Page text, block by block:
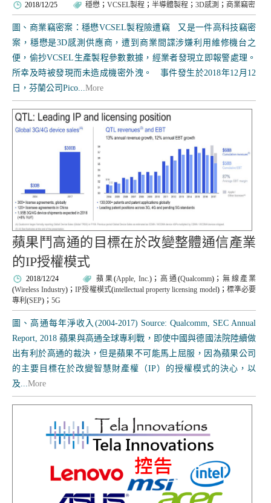
2018/12/25 穩懋 ； VCSEL製程 ； 半導體製程 ； 3D感測 ； 商業竊密
圖、商業竊密案：穩懋VCSEL製程險遭竊 又是一件高科技竊密
案，穩懋是3D感測供應商，遭到商業間諜涉嫌利用維修機台之
便，偷抄VCSEL生產製程參數數據，經業者發現立即報警處理。
所幸及時被發現而未造成機密外洩。 事件發生於2018年12月12
日，芬蘭公司Pico...More
蘋果鬥高通的目標在於改變整體通信產業
的IP授權模式
2018/12/24 蘋果(Apple, Inc.)； 高通(Qualcomm)； 無線產業
(Wireless Industry)；IP授權模式(intellectual property licensing model)； 標準必要
專利 (SEP)； 5G
圖、高通每年淨收入(2004-2017) Source: Qualcomm, SEC Annual
Report, 2018 蘋果與高通全球專利戰，即使中國與德國法院陸續做
出有利於高通的裁決，但是蘋果不可能馬上屈服，因為蘋果公司
的主要目標在於改變智慧財產權（IP）的授權模式的決心，以
及...More